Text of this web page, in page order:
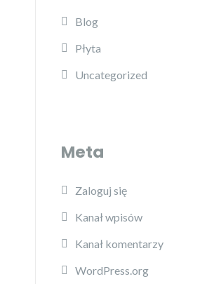
Blog
Płyta
Uncategorized
Meta
Zaloguj się
Kanał wpisów
Kanał komentarzy
WordPress.org